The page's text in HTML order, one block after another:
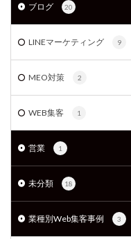
ブログ 20
LINEマーケティング 9
MEO対策 2
WEB集客 1
営業 1
未分類 18
業種別Web集客事例 3